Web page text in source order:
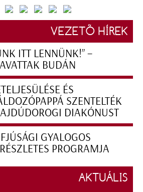
VEZETŐ HÍREK
ITT LENNÜNK!” –
BUDÁN
ÉS
SZENTELTÉK
DIAKÓNUST
GYALOGOS
PROGRAMJA
AKTUÁLIS